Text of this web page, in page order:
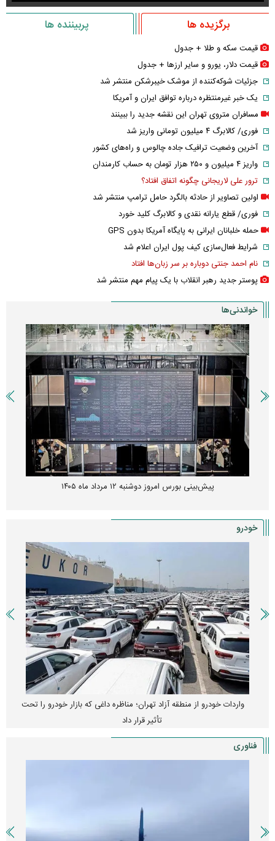
برگزیده ها پربیننده ها
قیمت سکه و طلا + جدول
قیمت دلار، یورو و سایر ارز‌ها + جدول
جزئیات شوکه‌کننده از موشک خیبرشکن منتشر شد
یک خبر غیرمنتظره درباره توافق ایران و آمریکا
مسافران متروی تهران این نقشه جدید را ببینند
فوری/ کالابرگ ۴ میلیون تومانی واریز شد
آخرین وضعیت ترافیک جاده چالوس و راه‌های کشور
واریز ۴ میلیون و ۲۵۰ هزار تومان به حساب کارمندان
ترور علی لاریجانی چگونه اتفاق افتاد؟
اولین تصاویر از حادثه بالگرد حامل ترامپ منتشر شد
فوری/ قطع یارانه نقدی و کالابرگ کلید خورد
حمله خلبانان ایرانی به پایگاه آمریکا بدون GPS
شرایط فعال‌سازی کیف پول ایران اعلام شد
نام احمد جنتی دوباره بر سر زبان‌ها افتاد
پوستر جدید رهبر انقلاب با یک پیام مهم منتشر شد
خواندنی‌ها
پیش‌بینی بورس امروز دوشنبه ۱۲ مرداد ماه ۱۴۰۵
خودرو
واردات خودرو از منطقه آزاد تهران؛ مناظره داغی که بازار خودرو را تحت
تأثیر قرار داد
فناوری